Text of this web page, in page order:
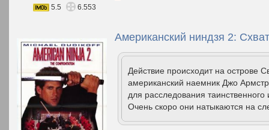
5.5
6.553
Американский ниндзя 2:
Действие происходит на острове
американский наемник Джо
для расследования
Очень скоро они натыкаются на